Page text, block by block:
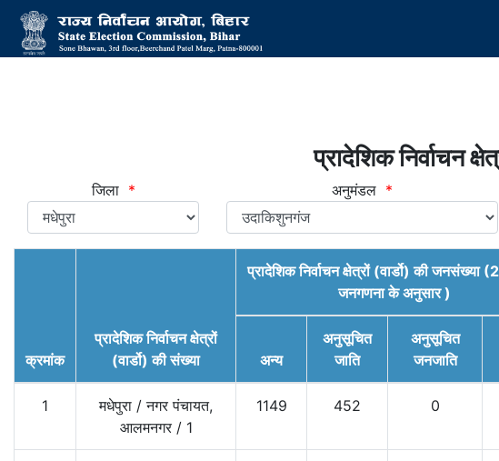
प्रादेशिक निर्वाचन
जिला * अनुमंडल *
क्रमांक
प्रादेशिक निर्वाचन क्षेत्रों
(वार्डो) की संख्या
प्रादेशिक निर्वाचन क्षेत्रों (वार्डो) की जनसंख्या
जनगणना के अनुसार )
अन्य
अनुसूचित
जाति
अनुसूचित
जनजाति
1 मधेपुरा /नगर पंचायत,
आलमनगर / 1
1149 452 0